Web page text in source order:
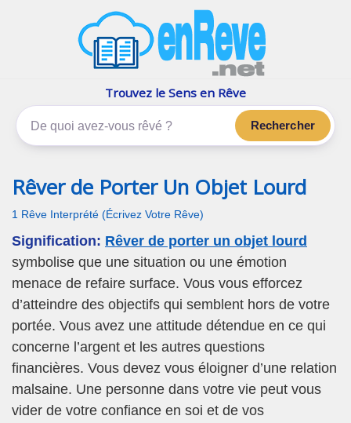
Les rêves, c'est plus que çaTrouvez le Sens en Rêve
Rechercher
Rêver de Porter Un Objet Lourd
1 Rêve Interprété (Écrivez Votre Rêve)
Signification: Rêver de porter un objet lourd
symbolise que une situation ou une émotion
menace de refaire surface. Vous vous efforcez
d’atteindre des objectifs qui semblent hors de votre
portée. Vous avez une attitude détendue en ce qui
concerne l’argent et les autres questions
financières. Vous devez vous éloigner d’une relation
malsaine. Une personne dans votre vie peut vous
vider de votre confiance en soi et de vos